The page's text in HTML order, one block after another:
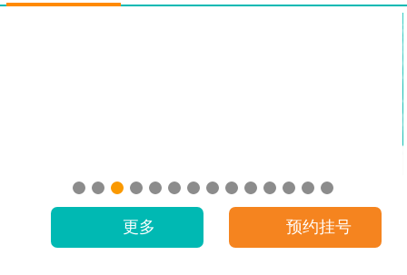
更多 预约挂号